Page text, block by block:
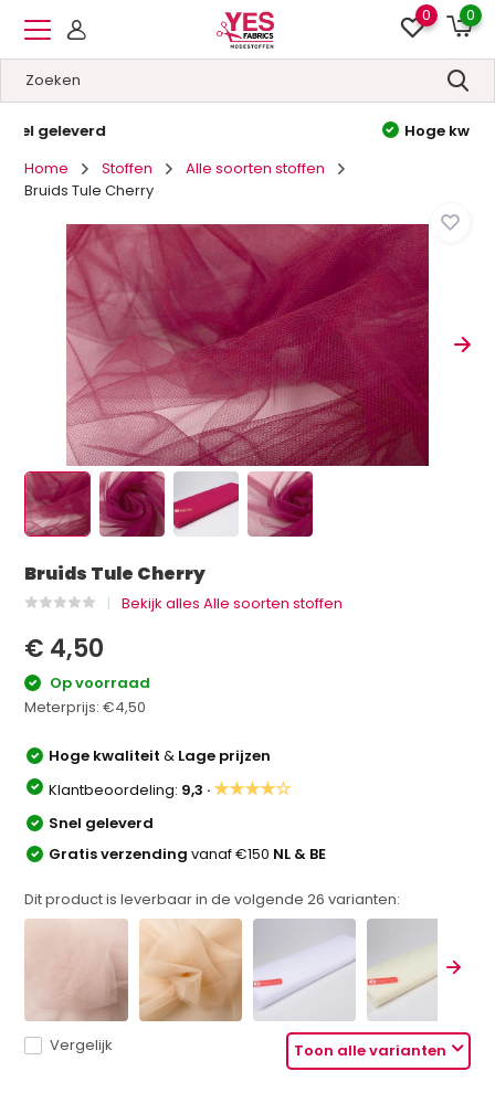
0 0
Home
Stoffen
Alle soorten stoffen
Bruids Tule Cherry
Bruids Tule Cherry
Bekijk alles Alle soorten stoffen
€ 4,50
Op voorraad
Meterprijs:€4,50
Hoge kwaliteit& Lage prijzen
Klantbeoordeling: 9,3 ·★★★★☆
Snel geleverd
Gratis verzendingvanaf €150 NL & BE
Dit product is leverbaar in de volgende26 varianten:
Toon alle varianten
Vergelijk